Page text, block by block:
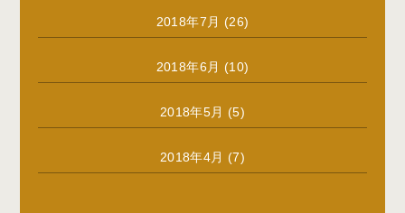
2018年7月 (26)
2018年6月 (10)
2018年5月 (5)
2018年4月 (7)